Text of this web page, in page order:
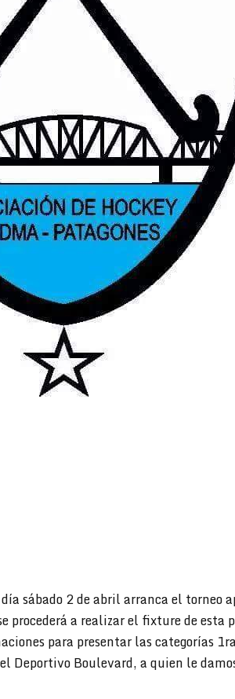
sábado 2 de abril arranca el torneo
procederá a realizar el fixture de
para presentar las categorías
Deportivo Boulevard, a quien le